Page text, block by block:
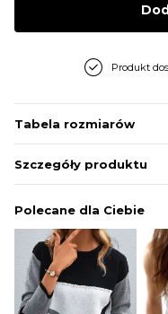
Produkt
Tabela rozmiarów
Szczegóły produktu
Polecane dla Ciebie